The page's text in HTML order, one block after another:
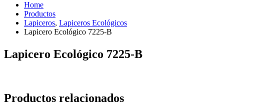
Home
Productos
Lapiceros, Lapiceros Ecológicos
Lapicero Ecológico 7225-B
Lapicero Ecológico 7225-B
Productos relacionados